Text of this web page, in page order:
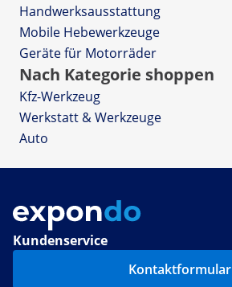
Handwerksausstattung
Mobile Hebewerkzeuge
Geräte für Motorräder
Nach Kategorie shoppen
Kfz-Werkzeug
Werkstatt & Werkzeuge
Auto
Kundenservice
Kontaktformular